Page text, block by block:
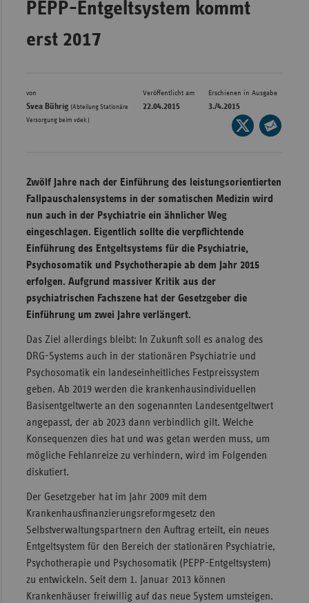
Hessen
PEPP-Entgeltsystem kommt
erst 2017
von
Svea Bührig (Abteilung Stationäre
Versorgung beim vdek )
Veröffentlicht am
22.04.2015
Erschienen in Ausgabe
3./4.2015
Seite
auf
E-
Mail
Zwölf Jahre nach der Einführung des leistungsorientierten
Fallpauschalensystems in der somatischen Medizin wird
nun auch in der Psychiatrie ein ähnlicher Weg
eingeschlagen. Eigentlich sollte die verpflichtende
Einführung des Entgeltsystems für die Psychiatrie,
Psychosomatik und Psychotherapie ab dem Jahr 2015
erfolgen. Aufgrund massiver Kritik aus der
psychiatrischen Fachszene hat der Gesetzgeber die
Einführung um zwei Jahre verlängert.
Das Ziel allerdings bleibt: In Zukunft soll es analog des
DRG-Systems auch in der stationären Psychiatrie und
Psychosomatik ein landeseinheitliches Festpreissystem
geben. Ab 2019 werden die krankenhausindividuellen
Basisentgeltwerte an den sogenannten Landesentgeltwert
angepasst, der ab 2023 dann verbindlich gilt. Welche
Konsequenzen dies hat und was getan werden muss, um
mögliche Fehlanreize zu verhindern, wird im Folgenden
diskutiert.
Der Gesetzgeber hat im Jahr 2009 mit dem
Krankenhausfinanzierungsreformgesetz den
Selbstverwaltungspartnern den Auftrag erteilt, ein neues
Entgeltsystem für den Bereich der stationären Psychiatrie,
Psychotherapie und Psychosomatik (PEPP-Entgeltsystem)
zu entwickeln. Seit dem 1. Januar 2013 können
Krankenhäuser freiwillig auf das neue System umsteigen.